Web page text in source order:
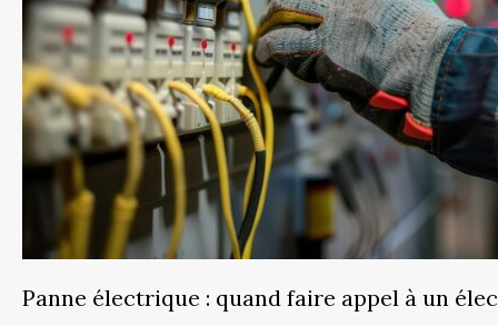
Panne électrique : quand faire appel à un